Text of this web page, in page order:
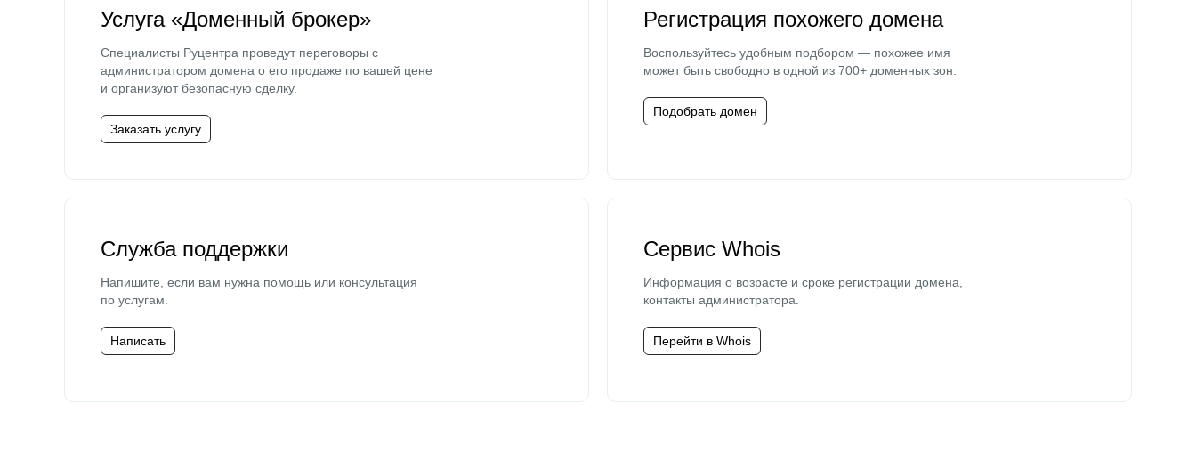
Услуга «Доменный брокер»
Специалисты Руцентра проведут переговоры с
администратором домена о его продаже по вашей цене
и организуют безопасную сделку.
Заказать услугу
Регистрация похожего домена
Воспользуйтесь удобным подбором — похожее имя
может быть свободно в одной из 700+ доменных зон.
Подобрать домен
Служба поддержки
Напишите, если вам нужна помощь или консультация
по услугам.
Написать
Сервис Whois
Информация о возрасте и сроке регистрации домена,
контакты администратора.
Перейти в Whois